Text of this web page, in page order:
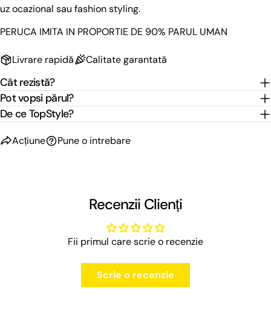
uz ocazional sau fashion styling.
PERUCA IMITA IN PROPORTIE DE 90% PARUL UMAN
Livrare rapidă Calitate garantată
Cât rezistă?
Pot vopsi părul?
De ce TopStyle?
Acțiune Pune o intrebare
Câmpurile marcate cu * sunt obligatorii.
Recenzii Clienți
Fii primul care scrie o recenzie
Scrie o recenzie